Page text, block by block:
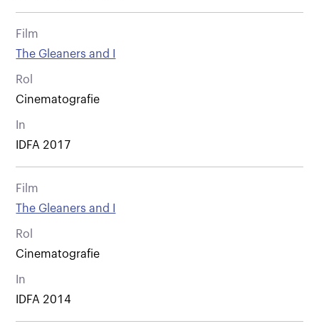
Film
The Gleaners and I
Rol
Cinematografie
In
IDFA 2017
Film
The Gleaners and I
Rol
Cinematografie
In
IDFA 2014